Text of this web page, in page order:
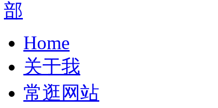
Home
关于我
常逛网站